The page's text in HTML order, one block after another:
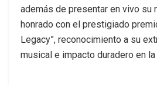
además de presentar en vivo su
honrado con el prestigiado
Legacy”, reconocimiento a su
musical e impacto duradero en